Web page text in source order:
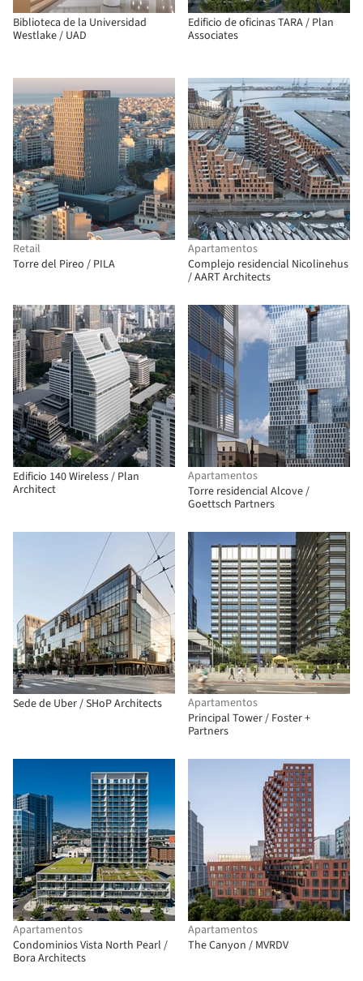
Biblioteca de la Universidad
Westlake / UAD
Edificio de oficinas TARA / Plan
Associates
Retail
Torre del Pireo / PILA
Apartamentos
Complejo residencial Nicolinehus
/ AART Architects
Edificio 140 Wireless / Plan
Architect
Apartamentos
Torre residencial Alcove /
Goettsch Partners
Sede de Uber / SHoP Architects
Apartamentos
Principal Tower / Foster +
Partners
Apartamentos
Condominios Vista North Pearl /
Bora Architects
Apartamentos
The Canyon / MVRDV